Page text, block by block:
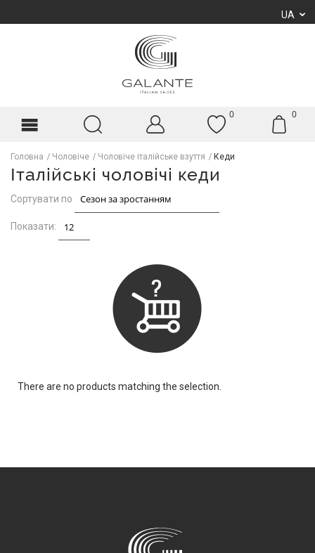
UA
0 0
Головна Чоловіче Чоловіче італійське взуття Кеди
Італійські чоловічі кеди
Сортувати по
Показати:
There are no products matching the selection.